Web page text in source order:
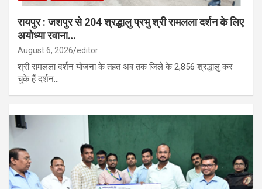
रायपुर : जशपुर से 204 श्रद्धालु प्रभु श्री रामलला दर्शन के लिए
अयोध्या रवाना…
August 6, 2026 editor
श्री रामलला दर्शन योजना के तहत अब तक जिले के 2,856 श्रद्धालु कर
चुके हैं दर्शन…